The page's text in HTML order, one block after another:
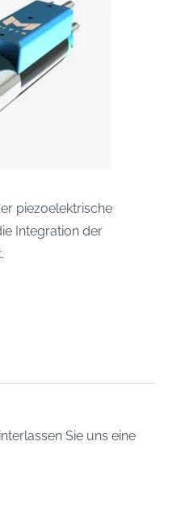
piezoelektrische
Integration der
Sie uns eine